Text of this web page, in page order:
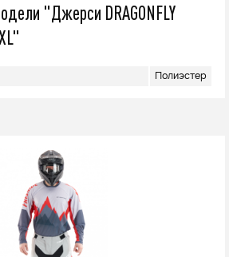
"Джерси DRAGONFLY
Полиэстер